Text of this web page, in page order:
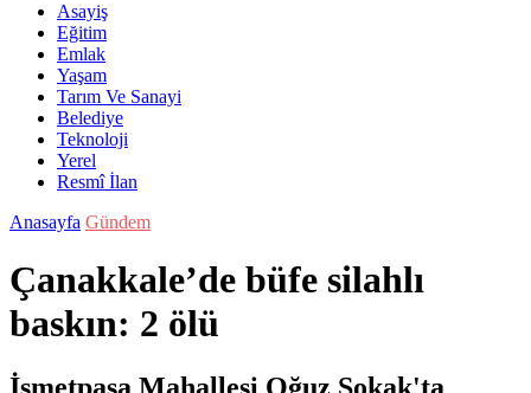
Asayiş
Eğitim
Emlak
Yaşam
Tarım Ve Sanayi
Belediye
Teknoloji
Yerel
Resmî İlan
Anasayfa Gündem
Çanakkale’de büfe silahlı
baskın: 2 ölü